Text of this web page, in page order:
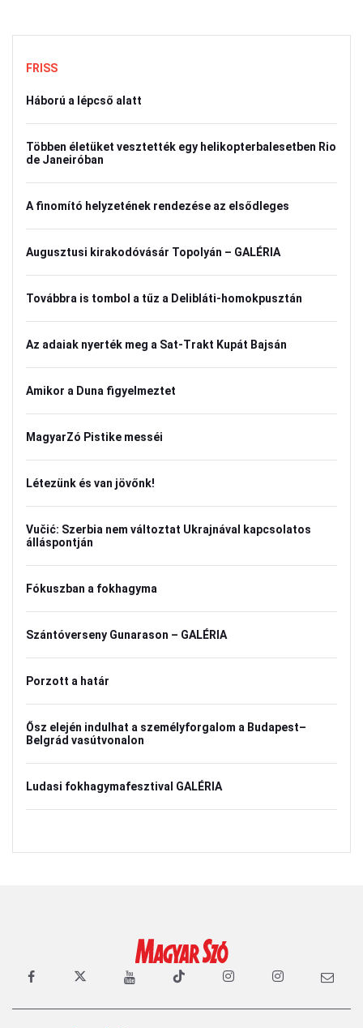
FRISS
Háború a lépcső alatt
Többen életüket vesztették egy helikopterbalesetben Rio
de Janeiróban
A finomító helyzetének rendezése az elsődleges
Augusztusi kirakodóvásár Topolyán – GALÉRIA
Továbbra is tombol a tűz a Delibláti-homokpusztán
Az adaiak nyerték meg a Sat-Trakt Kupát Bajsán
Amikor a Duna figyelmeztet
MagyarZó Pistike messéi
Létezünk és van jövőnk!
Vučić: Szerbia nem változtat Ukrajnával kapcsolatos
álláspontján
Fókuszban a fokhagyma
Szántóverseny Gunarason – GALÉRIA
Porzott a határ
Ősz elején indulhat a személyforgalom a Budapest–
Belgrád vasútvonalon
Ludasi fokhagymafesztival GALÉRIA